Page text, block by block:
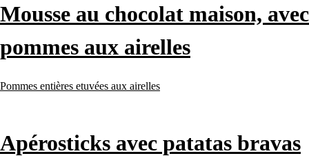
Mousse au chocolat maison, avec
pommes aux airelles
Pommes entières etuvées aux airelles
Apérosticks avec patatas bravas